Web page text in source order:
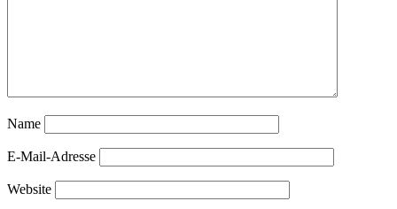
Name
E-Mail-Adresse
Website